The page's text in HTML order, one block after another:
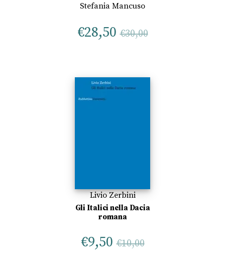
Stefania Mancuso
€28,50 €30,00
Livio Zerbini
Gli Italici nella Dacia
romana
€9,50 €10,00